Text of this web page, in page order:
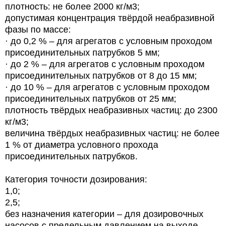
плотность: не более 2000 кг/м3;
допустимая концентрация твёрдой неабразивной
фазы по массе:
· до 0,2 % – для агрегатов с условным проходом
присоединительных патрубков 5 мм;
· до 2 % – для агрегатов с условным проходом
присоединительных патрубков от 8 до 15 мм;
· до 10 % – для агрегатов с условным проходом
присоединительных патрубков от 25 мм;
плотность твёрдых неабразивных частиц: до 2300
кг/м3;
величина твёрдых неабразивных частиц: не более
1 % от диаметра условного прохода
присоединительных патрубков.
Категория точности дозирования:
1,0;
2,5;
без назначения категории – для дозировочных